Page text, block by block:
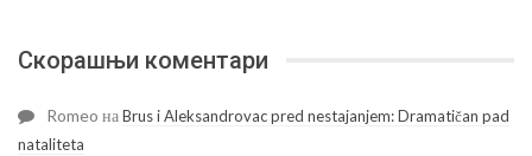
Скорашњи коментари
Romeo наBrus i Aleksandrovac pred nestajanjem: Dramatičan pad
nataliteta